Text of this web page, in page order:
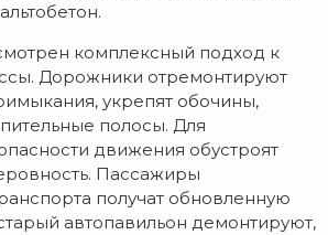
комплексный подход к
Дорожники отремонтируют
укрепят обочины,
полосы. Для
движения обустроят
Пассажиры
получат обновленную
автопавильон демонтируют,